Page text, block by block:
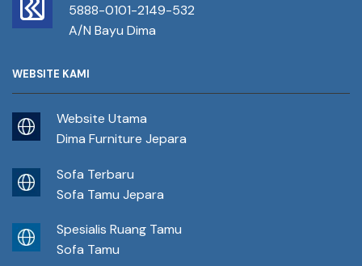
5888-0101-2149-532
A/N Bayu Dima
WEBSITE KAMI
Website Utama
Dima Furniture Jepara
Sofa Terbaru
Sofa Tamu Jepara
Spesialis Ruang Tamu
Sofa Tamu